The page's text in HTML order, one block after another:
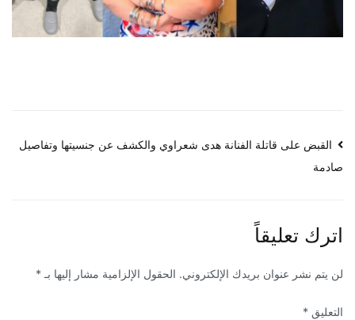
تصفّح
المقالات
القبض على قاتلة الفنانة هدى شعراوي والكشف عن جنسيتها وتفاصيل
صادمة
اترك تعليقاً
لن يتم نشر عنوان بريدك الإلكتروني. الحقول الإلزامية مشار إليها بـ *
التعليق *